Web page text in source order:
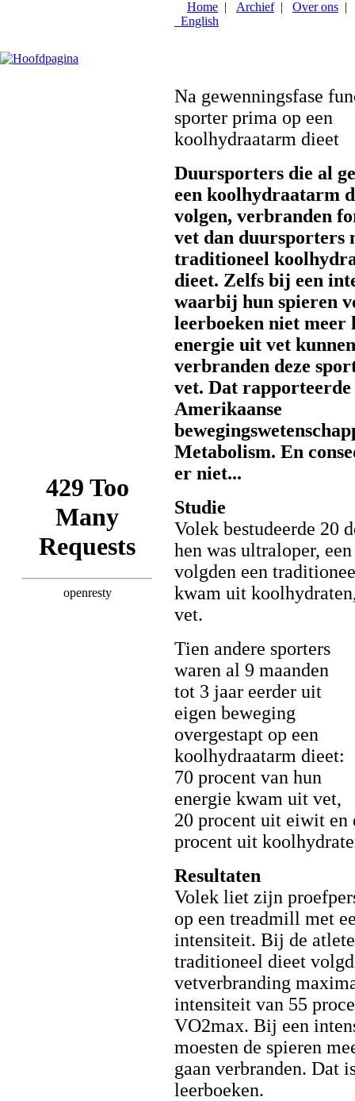
Na gewenningsfase
sporter prima op een
koolhydraatarm dieet
Duursporters die al
een koolhydraatarm
volgen, verbranden
vet dan duursporters
traditioneel
dieet. Zelfs bij een
waarbij hun spieren
leerboeken niet meer
energie uit vet
verbranden deze
vet. Dat rapporteerde
Amerikaanse
Metabolism. En
er niet...
Studie
Volek bestudeerde 20
hen was ultraloper,
volgden een
kwam uit
vet.
Tien andere sporters
waren al 9 maanden
tot 3 jaar eerder uit
eigen beweging
overgestapt op een
koolhydraatarm dieet:
70 procent van hun
energie kwam uit vet,
20 procent uit eiwit en
procent uit
Resultaten
Volek liet zijn
op een treadmill met
intensiteit. Bij de
traditioneel dieet
vetverbranding
intensiteit van 55
VO2max. Bij een
moesten de spieren
gaan verbranden. Dat
leerboeken.